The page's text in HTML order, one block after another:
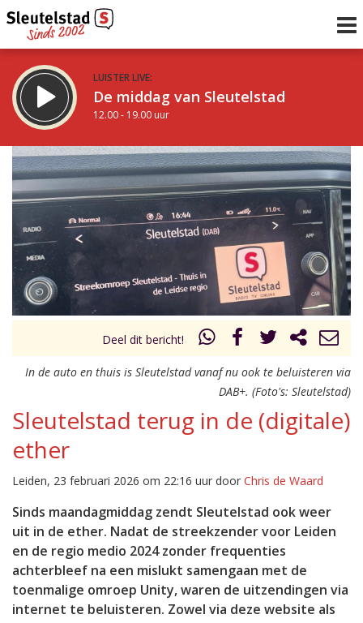
LUISTER LIVE:
De middag van Sleutelstad
12.00 - 19.00 uur
STRAKS:
De avond van Sleutelstad
19.00 - 22.00 uur
Vorig uur
uur 1 van 0 Volgend uur
Deel dit bericht!
In de auto en thuis is Sleutelstad vanaf nu ook te beluisteren via
DAB+. (Foto's: Sleutelstad)
Sleutelstad terug in de (digitale)
ether
Leiden, 23 februari 2026 om 22:16 uur door Chris de Waard
Sinds maandagmiddag zendt Sleutelstad ook weer
uit in de ether. Nadat de streekzender voor Leiden
en de regio medio 2024 zonder frequenties
achterbleef na een mislukt samengaan met de
toenmalige omroep Unity, waren de uitzendingen via
internet te beluisteren. Zowel via deze website als